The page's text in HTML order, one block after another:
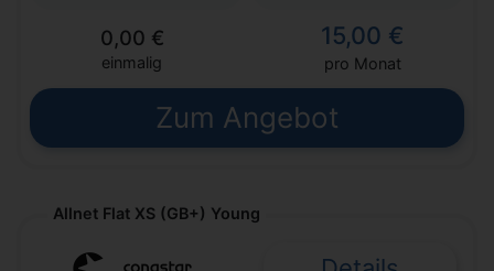
0,00 €
einmalig
15,00 €
pro Monat
Zum Angebot
Allnet Flat XS (GB+) Young